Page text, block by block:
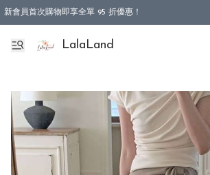
新會員首次購物即享全單 95 折優惠！
特選會員可享全單低至 9 折優惠！
LalaLand